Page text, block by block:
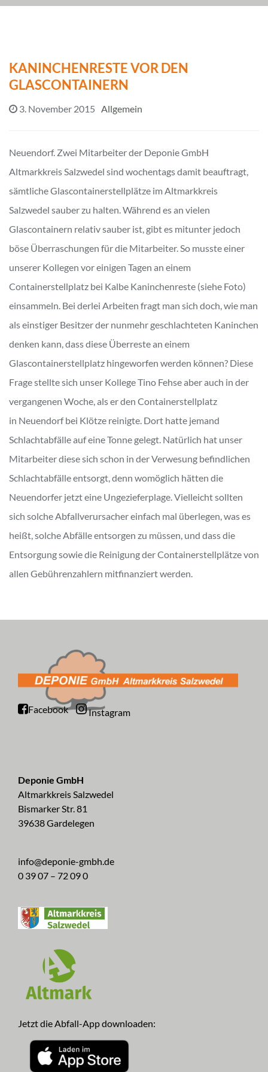
KANINCHENRESTE VOR DEN
GLASCONTAINERN
3. November 2015 Allgemein
Neuendorf. Zwei Mitarbeiter der Deponie GmbH
Altmarkkreis Salzwedel sind wochentags damit beauftragt,
sämtliche Glascontainerstellplätze im Altmarkkreis
Salzwedel sauber zu halten. Während es an vielen
Glascontainern relativ sauber ist, gibt es mitunter jedoch
böse Überraschungen für die Mitarbeiter. So musste einer
unserer Kollegen vor einigen Tagen an einem
Containerstellplatz bei Kalbe Kaninchenreste (siehe Foto)
einsammeln. Bei derlei Arbeiten fragt man sich doch, wie man
als einstiger Besitzer der nunmehr geschlachteten Kaninchen
denken kann, dass diese Überreste an einem
Glascontainerstellplatz hingeworfen werden können? Diese
Frage stellte sich unser Kollege Tino Fehse aber auch in der
vergangenen Woche, als er den Containerstellplatz
in Neuendorf bei Klötze reinigte. Dort hatte jemand
Schlachtabfälle auf eine Tonne gelegt. Natürlich hat unser
Mitarbeiter diese sich schon in der Verwesung befindlichen
Schlachtabfälle entsorgt, denn womöglich hätten die
Neuendorfer jetzt eine Ungezieferplage. Vielleicht sollten
sich solche Abfallverursacher einfach mal überlegen, was es
heißt, solche Abfälle entsorgen zu müssen, und dass die
Entsorgung sowie die Reinigung der Containerstellplätze von
allen Gebührenzahlern mitfinanziert werden.
Facebook Instagram
Deponie GmbH
Altmarkkreis Salzwedel
Bismarker Str. 81
39638 Gardelegen
info@deponie-gmbh.de
0 39 07 – 72 09 0
Jetzt die Abfall-App downloaden: